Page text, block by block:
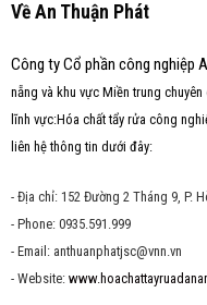
Về An Thuận Phát
Công ty Cổ phần công nghiệp
nẵng và khu vực Miền trung
lĩnh vực:Hóa chất tẩy rửa công
liên hệ thông tin dưới đây:
- Địa chỉ: 152 Đường 2 Tháng 9, P.
- Phone: 0935.591.999
- Email: anthuanphatjsc@vnn.vn
- Website: